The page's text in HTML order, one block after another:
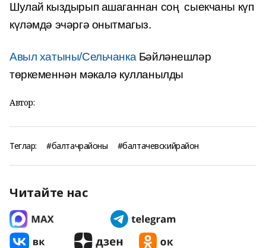
Шулай кыздырып ашаганнан соң сыекчаны күп
күләмдә эчәргә онытмагыз.
Авыл хатыны/Сельчанка Бәйләнешләр
төркеменнән мәкалә кулланылды
Автор:
Теглар: #балтачрайоны #балтачевскийрайон
Читайте нас